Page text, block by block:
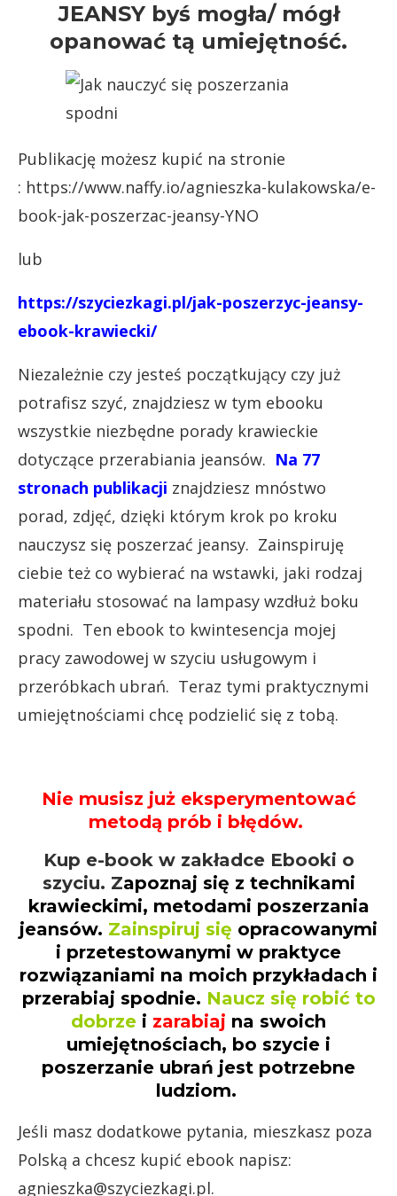
JEANSY byś mogła/ mógł
opanować tą umiejętność.
Publikację możesz kupić na stronie
: https://www.naffy.io/agnieszka-kulakowska/e-
book-jak-poszerzac-jeansy-YNO
lub
https://szyciezkagi.pl/jak-poszerzyc-jeansy-
ebook-krawiecki/
Niezależnie czy jesteś początkujący czy już
potrafisz szyć, znajdziesz w tym ebooku
wszystkie niezbędne porady krawieckie
dotyczące przerabiania jeansów. Na 77
stronach publikacji znajdziesz mnóstwo
porad, zdjęć, dzięki którym krok po kroku
nauczysz się poszerzać jeansy. Zainspiruję
ciebie też co wybierać na wstawki, jaki rodzaj
materiału stosować na lampasy wzdłuż boku
spodni. Ten ebook to kwintesencja mojej
pracy zawodowej w szyciu usługowym i
przeróbkach ubrań. Teraz tymi praktycznymi
umiejętnościami chcę podzielić się z tobą.
Nie musisz już eksperymentować
metodą prób i błędów.
Kup e-book w zakładce Ebooki o
szyciu. Zapoznaj się z technikami
krawieckimi, metodami poszerzania
jeansów. Zainspiruj się opracowanymi
i przetestowanymi w praktyce
rozwiązaniami na moich przykładach i
przerabiaj spodnie. Naucz się robić to
dobrze i zarabiaj na swoich
umiejętnościach, bo szycie i
poszerzanie ubrań jest potrzebne
ludziom.
Jeśli masz dodatkowe pytania, mieszkasz poza
Polską a chcesz kupić ebook napisz:
agnieszka@szyciezkagi.pl.